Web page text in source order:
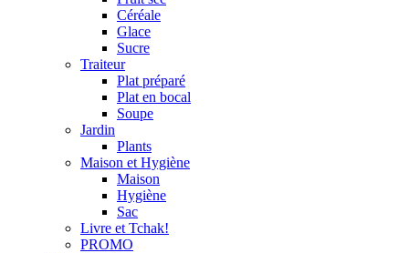
Céréale
Glace
Sucre
Traiteur
Plat préparé
Plat en bocal
Soupe
Jardin
Plants
Maison et Hygiène
Maison
Hygiène
Sac
Livre et Tchak!
PROMO